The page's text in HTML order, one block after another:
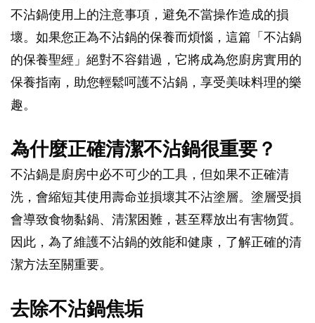
不沾鍋使用上的注意事項，避免不當操作造成的損
壞。如果您正為不沾鍋的保養而煩惱，這篇「不沾鍋
的保養聖經」絕對不容錯過，它將成為您廚房實用的
保養指南，助您輕鬆呵護不沾鍋，享受美味料理的樂
趣。
為什麼正確清潔不沾鍋很重要？
不沾鍋是廚房中必不可少的工具，但如果不正確清
洗，會縮短其使用壽命並損壞其不沾塗層。塗層受損
會導致食物黏鍋、清潔困難，甚至釋放出有害物質。
因此，為了維護不沾鍋的效能和健康，了解正確的清
潔方法至關重要。
去除不沾鍋焦垢